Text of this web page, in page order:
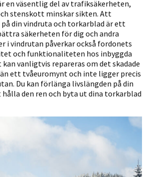
en väsentlig del av trafiksäkerheten,
stenskott minskar sikten. Att
din vindruta och torkarblad är ett
säkerheten för dig och andra
i vindrutan påverkar också fordonets
och funktionaliteten hos inbyggda
vanligtvis repareras om det skadade
ett tvåeuromynt och inte ligger precis
Du kan förlänga livslängden på din
den ren och byta ut dina torkarblad